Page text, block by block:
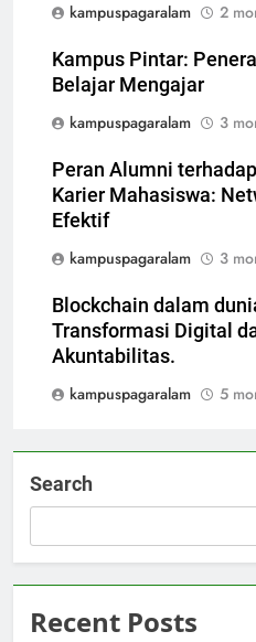
kampuspagaralam
2
Kampus Pintar:
Belajar Mengajar
kampuspagaralam
3
Peran Alumni
Karier Mahasiswa:
Efektif
kampuspagaralam
3
Blockchain dalam
Transformasi Digital
Akuntabilitas.
kampuspagaralam
5
Search
Recent Posts